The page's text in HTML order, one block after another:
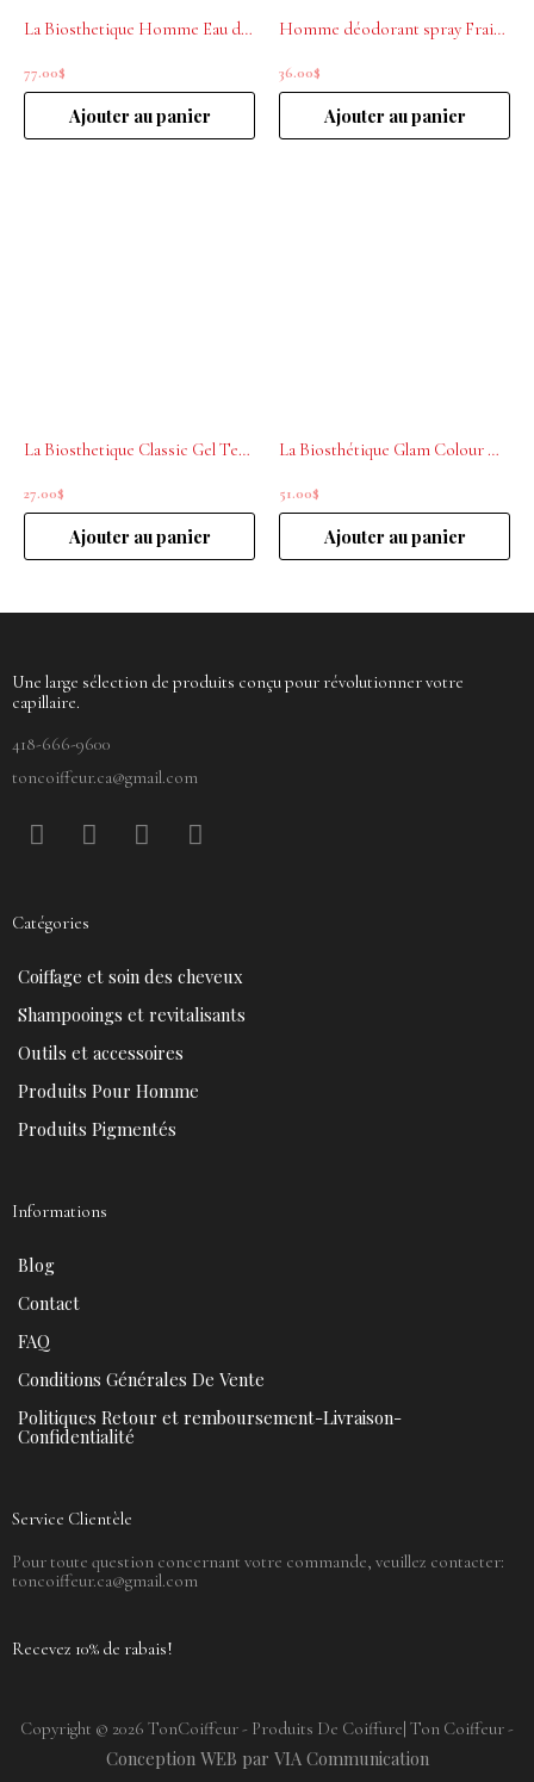
La Biosthetique Homme Eau de toilette 50mL
77.00$
Ajouter au panier
Homme déodorant spray Fraicheur La biosthétique 100ml
36.00$
Ajouter au panier
La Biosthetique Classic Gel Tenue Extra Forte 150ml
27.00$
Ajouter au panier
La Biosthétique Glam Colour Mask Icy Crystal .07.LV 200ml
51.00$
Ajouter au panier
Une large sélection de produits conçu pour révolutionner votre
capillaire.
418-666-9600
toncoiffeur.ca@gmail.com
F
a
b
o
o
k
P
i
e
e
s
t
Y
o
b
e
I
n
r
a
Catégories
Coiffage et soin des cheveux
Shampooings et revitalisants
Outils et accessoires
Produits Pour Homme
Produits Pigmentés
Informations
Blog
Contact
FAQ
Conditions Générales De Vente
Politiques Retour et remboursement-Livraison-
Confidentialité
Service Clientèle
Pour toute question concernant votre commande, veuillez contacter:
toncoiffeur.ca@gmail.com
Recevez 10% de rabais!
Copyright © 2026 TonCoiffeur - Produits De Coiffure| Ton Coiffeur -
Conception WEB par VIA Communication